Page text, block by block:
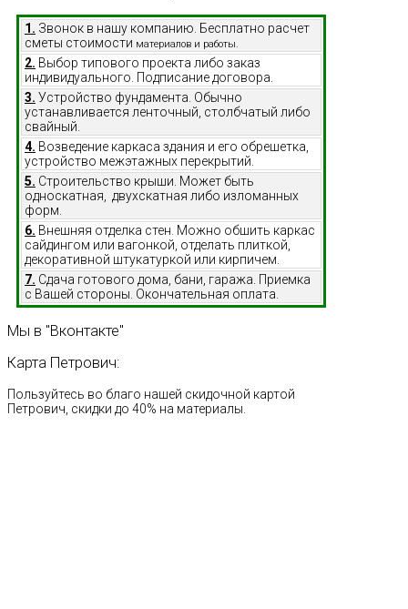
1. Звонок в нашу компанию. Бесплатно расчет
сметы стоимости материалов и работы.
2. Выбор типового проекта либо заказ
индивидуального. Подписание договора.
3. Устройство фундамента. Обычно
устанавливается ленточный, столбчатый либо
свайный.
4. Возведение каркаса здания и его обрешетка,
устройство межэтажных перекрытий.
5. Строительство крыши. Может быть
односкатная, двухскатная либо изломанных
форм.
6. Внешняя отделка стен. Можно обшить каркас
сайдингом или вагонкой, отделать плиткой,
декоративной штукатуркой или кирпичем.
7. Сдача готового дома, бани, гаража. Приемка
с Вашей стороны. Окончательная оплата.
Мы в "Вконтакте"
Карта Петрович:
Пользуйтесь во благо нашей скидочной картой
Петрович, скидки до 40% на материалы.